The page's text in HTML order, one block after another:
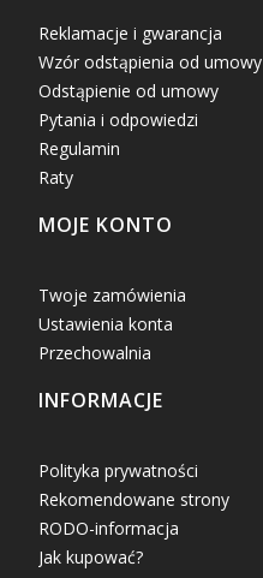
Reklamacje i gwarancja
Wzór odstąpienia od umowy
Odstąpienie od umowy
Pytania i odpowiedzi
Regulamin
Raty
MOJE KONTO
Twoje zamówienia
Ustawienia konta
Przechowalnia
INFORMACJE
Polityka prywatności
Rekomendowane strony
RODO-informacja
Jak kupować?